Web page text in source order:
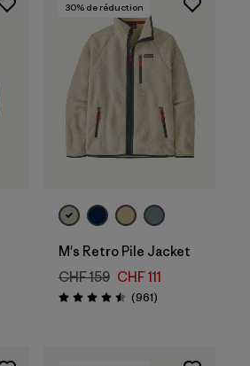
30% de réduction
M's Retro Pile Jacket
CHF 159 CHF 111
Évaluation: 4.5 / 5
(961Avis
)